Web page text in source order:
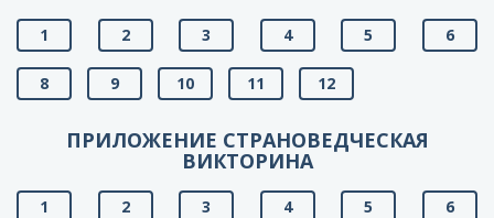
1 2 3 4 5 6
8 9 10 11 12
ПРИЛОЖЕНИЕ СТРАНОВЕДЧЕСКАЯ
ВИКТОРИНА
1 2 3 4 5 6